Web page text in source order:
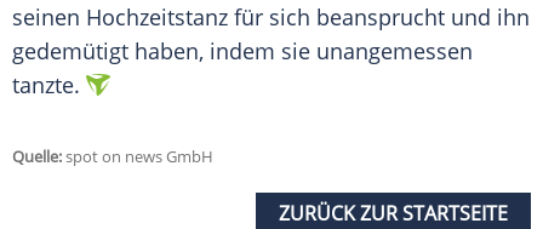
seinen Hochzeitstanz für sich beansprucht und ihn
gedemütigt haben, indem sie unangemessen
tanzte.
Quelle:spot on news GmbH
ZURÜCK ZUR STARTSEITE